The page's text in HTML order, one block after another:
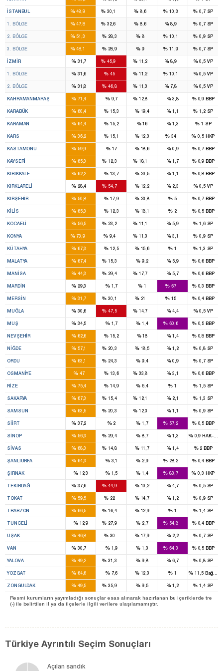
İSTANBUL %48,9 %30,1 % 8,6 % 10,3 % 0,7 SP
1. BÖLGE %47,8 %32,6 % 8,6 %8,9 % 0,7 SP
2. BÖLGE %51,3 % 28,3 % 8 % 10,1 % 0,9 SP
3. BÖLGE %48,1 % 28,9 % 9 % 11,9 % 0,7 SP
İZMIR %31,7 %45,9 %11,2 %8,9 %0,5VP
1. BÖLGE %31,6 % 45 %11,2 % 10,1 %0,5VP
2. BÖLGE %31,8 % 46,8 %11,3 %7,8 %0,5VP
KAHRAMANMARAŞ %71,4 %9,7 %12,8 %3,8 %0,9BBP
KARABÜK %60,4 % 15,3 %19,4 %1,1 % 1,2 SP
KARAMAN %64,4 % 15,2 %16 %1,3 %1 SP
KARS %36,2 % 15,1 %12,3 % 34 % 0,5 HKP
KASTAMONU %59,9 % 17 %18,6 %0,9 %0,7BBP
KAYSERI %65,3 % 12,3 %18,1 %1,7 %0,9BBP
KIRIKKALE %62,2 % 13,7 %20,5 %1,1 %0,8BBP
KIRKLARELI %28,4 % 54,7 %12,2 %2,3 %0,5VP
KIRŞEHIR %50,8 % 17,9 %23,8 % 5 %0,7BBP
KILIS %65,3 % 12,3 %18,1 % 2 %0,5BBP
KOCAELI %56,5 % 23,2 %11,1 %5,9 % 1,6 SP
KONYA %73,9 %9,4 %11,3 %3,1 % 0,9 SP
KÜTAHYA %67,3 % 12,5 %15,6 % 1 % 1,3 SP
MALATYA %67,4 % 15,3 % 9,2 %5,9 %0,6BBP
MANISA %44,3 % 29,4 %17,7 %5,7 %0,6BBP
MARDIN %29,3 %1,7 %1 % 67 %0,3BBP
MERSIN %31,7 % 30,1 %21 % 15 %0,4BBP
MUĞLA %30,6 % 47,5 %14,7 %4,4 %0,5VP
MUŞ %34,5 %1,7 % 1,4 % 60,6 %0,5BBP
NEVŞEHIR %62,6 % 15,2 %18 %1,4 %0,8BBP
NIĞDE %57,1 % 20,3 %18,5 %1,2 % 0,8 SP
ORDU %63,1 % 24,3 % 9,4 %0,9 % 0,7 SP
OSMANIYE %47 % 13,6 %33,8 %3,1 %0,6BBP
RIZE %75,4 % 14,9 % 5,4 % 1 % 1,5 SP
SAKARYA %67,3 % 15,4 %12,1 %2,1 % 1,3 SP
SAMSUN %63,5 % 20,3 %12,3 %1,1 % 0,9 SP
SIIRT %37,2 %2 % 1,7 % 57,2 %0,5BBP
SINOP %56,3 % 29,4 % 8,7 %1,3 %0,9HAK-PAR
SIVAS %68,3 % 14,8 %11,7 %1,4 %2BBP
ŞANLIURFA %64,3 %3,1 % 2,9 % 28,2 %0,4BBP
ŞIRNAK %12,3 %1,5 % 1,4 % 83,7 % 0,3 HKP
TEKIRDAĞ %37,6 % 44,9 %10,2 %4,7 % 0,5 SP
TOKAT %59,5 % 22 %14,7 %1,2 % 0,9 SP
TRABZON %66,5 % 16,4 %12,9 % 1 % 1,4 SP
TUNCELI %12,9 % 27,9 % 2,7 % 54,8 %0,4BBP
UŞAK %46,8 % 30 %17,9 %2,2 % 0,7 SP
VAN %30,7 %1,9 % 1,3 % 64,3 %0,5BBP
YALOVA %49,2 % 31,3 % 9,8 %6,7 % 0,8 SP
YOZGAT %64,6 %7,6 %12,3 % 1 % 11,5
ZONGULDAK %49,5 % 35,9 % 9,5 %1,2 % 1,4 SP
Resmi kurumların yayımladığı sonuçlar esas alınarak hazırlanan bu içeriklerde tre
(-) ile belirtilen il ya da ilçelerle ilgili verilere ulaşılamamıştır.
Türkiye Ayrıntılı Seçim Sonuçları
Açılan sandık